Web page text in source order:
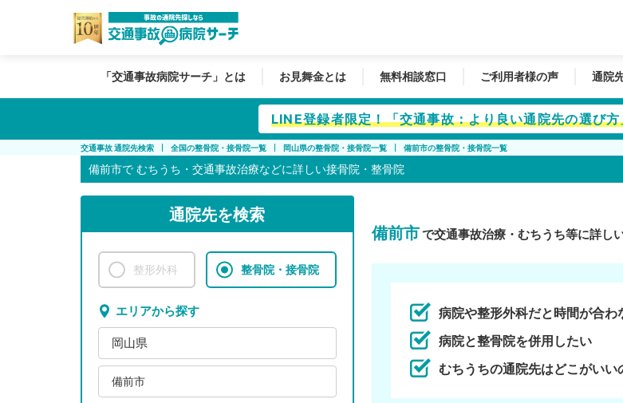
「交通事故病院サーチ」とは お見舞金とは 無料相談窓口 ご利用者様の声 通院
LINE登録者限定！「交通事故：より良い通院先の選び
交通事故 通院先検索 全国の整骨院・接骨院一覧 岡山県の整骨院・接骨院一覧 備前市の整骨院・接骨院一覧
備前市で むちうち・交通事故治療などに詳しい接骨院・整骨院
通院先を検索
整形外科 整骨院・接骨院
エリアから探す
岡山県
備前市
備前市で交通事故治療・むちうち等に詳し
病院や整形外科だと時間が合わ
病院と整骨院を併用したい
むちうちの通院先はどこがいい